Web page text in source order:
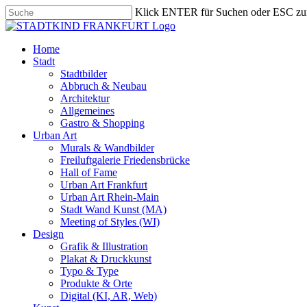
Skip
to
content
Klick ENTER für Suchen oder ESC
Close
search
Menu
Home
Stadt
Stadtbilder
Abbruch & Neubau
Architektur
Allgemeines
Gastro & Shopping
Urban Art
Murals & Wandbilder
Freiluftgalerie Friedensbrücke
Hall of Fame
Urban Art Frankfurt
Urban Art Rhein-Main
Stadt Wand Kunst (MA)
Meeting of Styles (WI)
Design
Grafik & Illustration
Plakat & Druckkunst
Typo & Type
Produkte & Orte
Digital (KI, AR, Web)